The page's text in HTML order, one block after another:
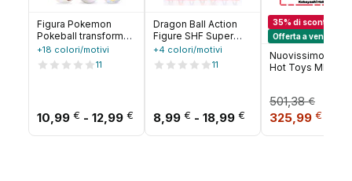
Figura Pokemon
Pokeball transform
Pikachu Charizard
Venusaur Blastoise
Mewtwo Gyarados
+18 colori/motivi
11
10,99 € - 12,99 € Fascia di prezzo: da 10,99 € a 12,99
Dragon Ball Action
Figure SHF Super
Saiyan Anime
Figurine Collezione
di modelli di
+4 colori/motivi
11
8,99 € - 18,99 € Fascia di
35% di sconto
Offerta a vendita
Nuovissimo in
Hot Toys
Convention
Statuetta
501,38€
Il prezzo
325,99 €